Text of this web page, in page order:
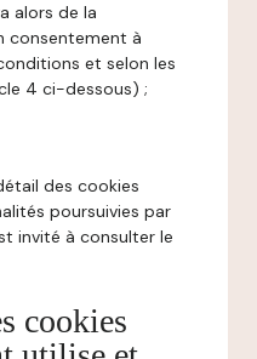
alors de la
consentement à
et selon les
4 ci-dessous) ;
des cookies
poursuivies par
invité à consulter le
cookies